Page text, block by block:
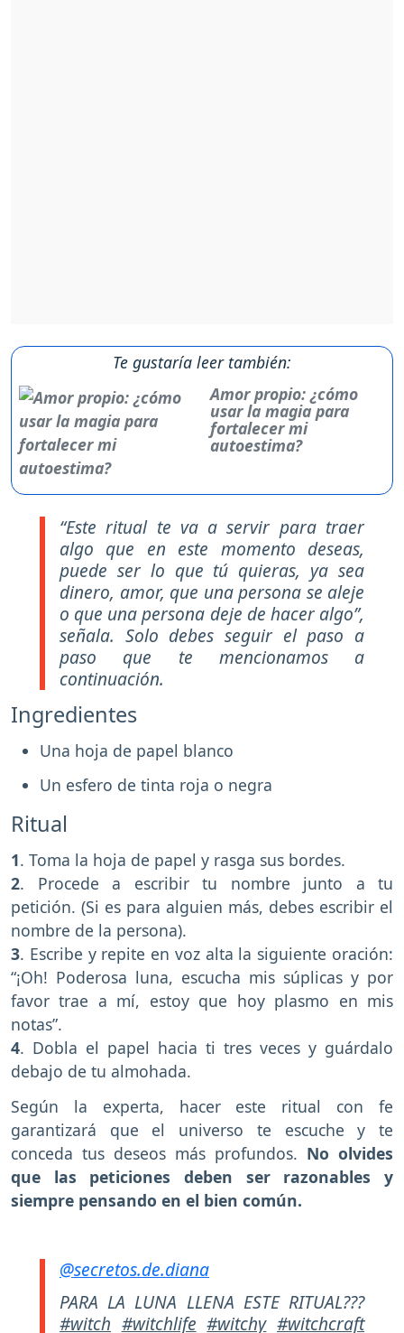
Te gustaría leer también:
Amor propio: ¿cómo
usar la magia para
fortalecer mi
autoestima?
“Este ritual te va a servir para traer
algo que en este momento deseas,
puede ser lo que tú quieras, ya sea
dinero, amor, que una persona se aleje
o que una persona deje de hacer algo”,
señala. Solo debes seguir el paso a
paso que te mencionamos a
continuación.
Ingredientes
Una hoja de papel blanco
Un esfero de tinta roja o negra
Ritual
1. Toma la hoja de papel y rasga sus bordes.
2. Procede a escribir tu nombre junto a tu
petición. (Si es para alguien más, debes escribir el
nombre de la persona).
3. Escribe y repite en voz alta la siguiente oración:
“¡Oh! Poderosa luna, escucha mis súplicas y por
favor trae a mí, estoy que hoy plasmo en mis
notas”.
4. Dobla el papel hacia ti tres veces y guárdalo
debajo de tu almohada.
Según la experta, hacer este ritual con fe
garantizará que el universo te escuche y te
conceda tus deseos más profundos. No olvides
que las peticiones deben ser razonables y
siempre pensando en el bien común.
@secretos.de.diana
PARA LA LUNA LLENA ESTE RITUAL???
#witch #witchlife #witchy #witchcraft